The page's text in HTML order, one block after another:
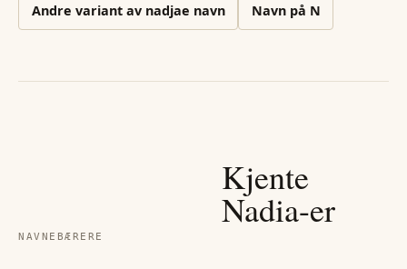
Andre variant av nadjae navn Navn på N
NAVNEBÆRERE
Kjente
Nadia-er